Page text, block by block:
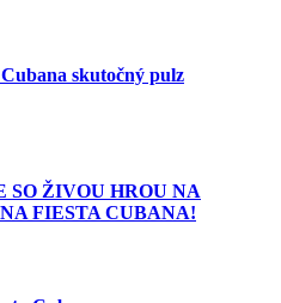
skutočný pulz
SO ŽIVOU HROU NA
FIESTA CUBANA!